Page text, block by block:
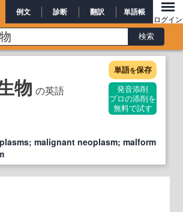
例文 診断 翻訳 単語帳
ログイン
物 の英語
単語を保存
発音添削
プロの添削を
無料で試す
malignant neoplasm; malform